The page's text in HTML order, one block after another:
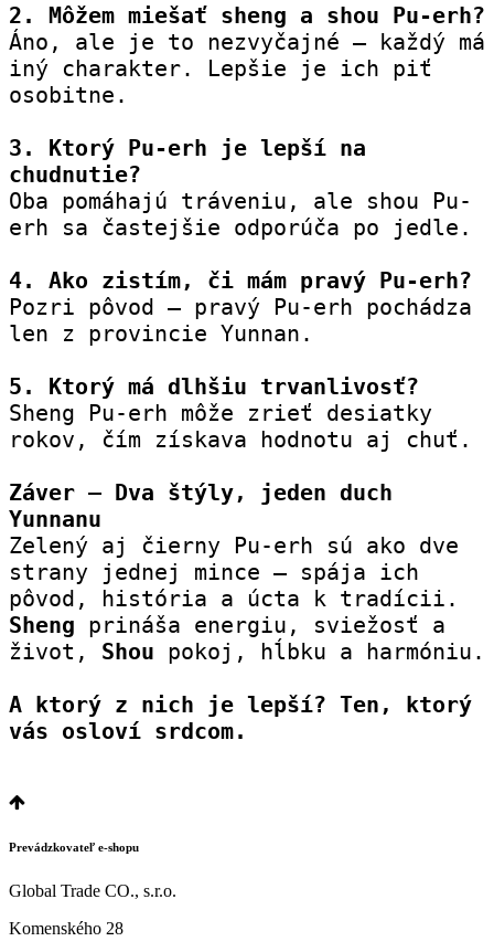
2. Môžem miešať sheng a shou Pu-erh?
Áno, ale je to nezvyčajné – každý má
iný charakter. Lepšie je ich piť
osobitne.
3. Ktorý Pu-erh je lepší na
chudnutie?
Oba pomáhajú tráveniu, ale shou Pu-
erh sa častejšie odporúča po jedle.
4. Ako zistím, či mám pravý Pu-erh?
Pozri pôvod – pravý Pu-erh pochádza
len z provincie Yunnan.
5. Ktorý má dlhšiu trvanlivosť?
Sheng Pu-erh môže zrieť desiatky
rokov, čím získava hodnotu aj chuť.
Záver – Dva štýly, jeden duch
Yunnanu
Zelený aj čierny Pu-erh sú ako dve
strany jednej mince – spája ich
pôvod, história a úcta k tradícii.
Sheng prináša energiu, sviežosť a
život, Shou pokoj, hĺbku a harmóniu.
A ktorý z nich je lepší? Ten, ktorý
vás osloví srdcom.
Prevádzkovateľ e-shopu
Global Trade CO., s.r.o.
Komenského 28